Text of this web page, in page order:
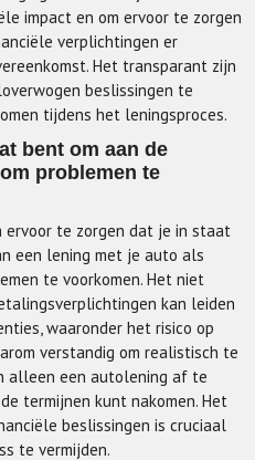
impact en om ervoor te zorgen
verplichtingen er
Het transparant zijn
beslissingen te
tijdens het leningsproces.
bent om aan de
problemen te
ervoor te zorgen dat je in staat
een lening met je auto als
te voorkomen. Het niet
kan leiden
waaronder het risico op
verstandig om realistisch te
alleen een autolening af te
termijnen kunt nakomen. Het
beslissingen is cruciaal
te vermijden.